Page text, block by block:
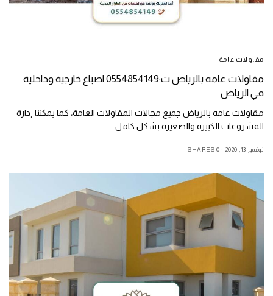
مقاولات عامة
مقاولات عامه بالرياض ت:0554854149 اصباغ خارجية وداخلية
في الرياض
مقاولات عامه بالرياض جميع مجالات المقاولات العامة، كما يمكننا إدارة
المشروعات الكبيرة والصغيرة بشكل كامل…
نوفمبر 13, 2020 0 SHARES